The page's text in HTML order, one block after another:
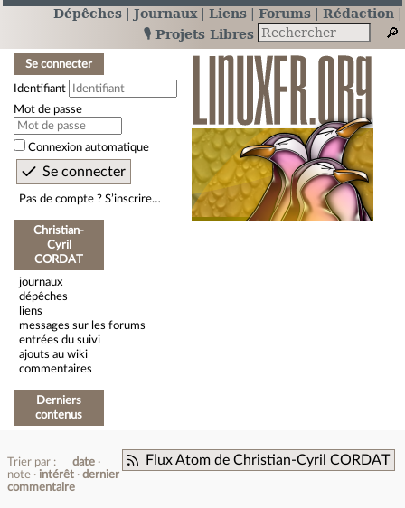
Dépêches Journaux Liens Forums
Rédaction
🎙️ Projets Libres
Se connecter
Identifiant
Mot de passe
Connexion automatique
Pas de compte ? S’inscrire…
Christian-
Cyril
CORDAT
journaux
dépêches
liens
messages sur les forums
entrées du suivi
ajouts au wiki
commentaires
Derniers
contenus
Flux Atom de Christian-Cyril CORDAT
Trier par :
date
note
intérêt
dernier
commentaire